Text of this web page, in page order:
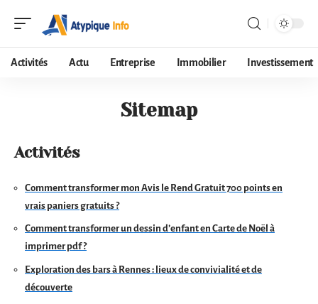
Activités Actu Entreprise Immobilier Investissement
Sitemap
Activités
Comment transformer mon Avis le Rend Gratuit 700 points en
vrais paniers gratuits ?
Comment transformer un dessin d’enfant en Carte de Noël à
imprimer pdf ?
Exploration des bars à Rennes : lieux de convivialité et de
découverte